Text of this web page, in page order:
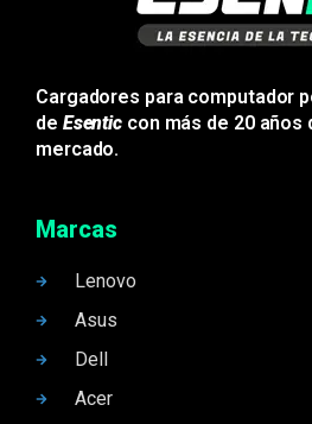
Cargadores para computador
de Esentic con más de 20 años
mercado.
Marcas
Lenovo
Asus
Dell
Acer